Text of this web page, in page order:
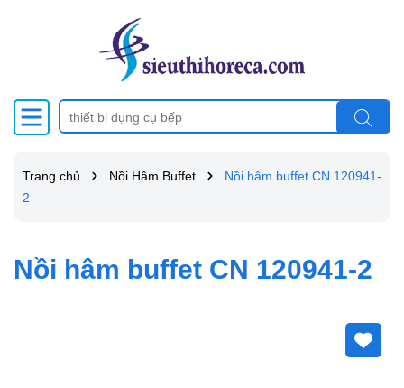
Trang chủ Nồi Hâm Buffet
Nồi hâm buffet CN 120941-
2
Nồi hâm buffet CN 120941-2